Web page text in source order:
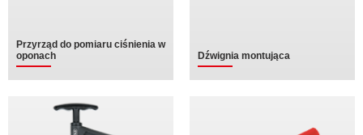
Przyrząd do pomiaru ciśnienia w
oponach
Dźwignia montująca